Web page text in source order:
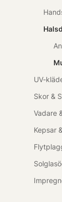
UV-
Skor &
Vadare
Kepsar